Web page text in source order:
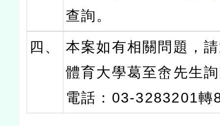
查詢。
四、
本案如有相關問題，
體育大學葛至峹先生
電話：03-3283201轉